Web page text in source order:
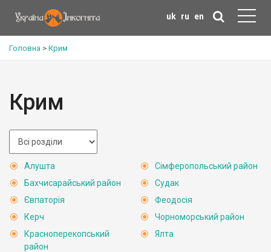
uk ru en
Головна > Крим
Крим
Алушта
Бахчисарайський район
Євпаторія
Керч
Красноперекопський
район
Сімферопольський район
Судак
Феодосія
Чорноморський район
Ялта